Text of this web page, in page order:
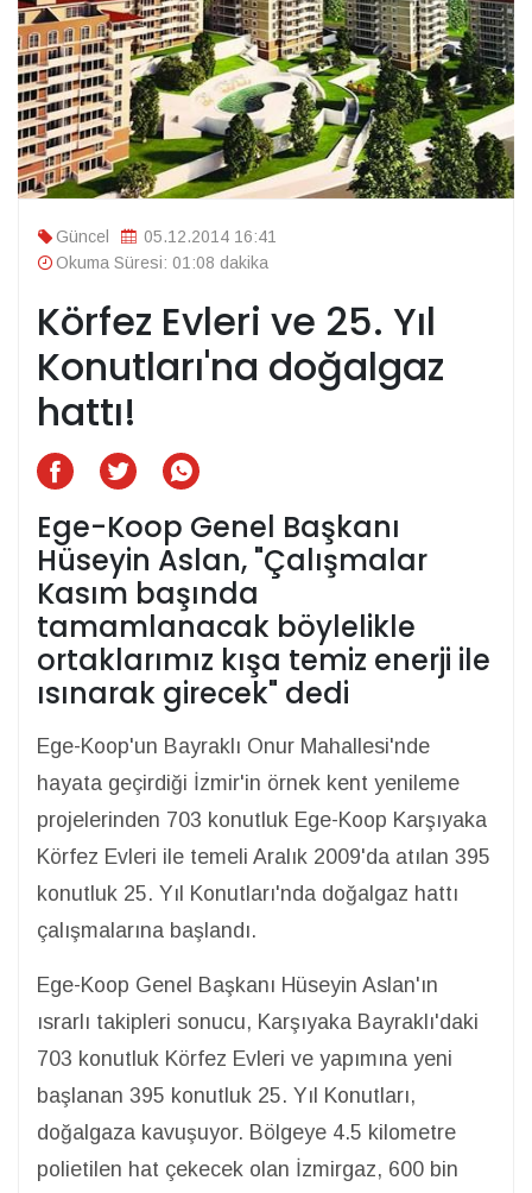
Güncel
05.12.2014 16:41
Okuma Süresi: 01:08 dakika
Körfez Evleri ve 25. Yıl
Konutları'na doğalgaz
hattı!
Ege-Koop Genel Başkanı
Hüseyin Aslan, "Çalışmalar
Kasım başında
tamamlanacak böylelikle
ortaklarımız kışa temiz enerji ile
ısınarak girecek" dedi
Ege-Koop'un Bayraklı Onur Mahallesi'nde
hayata geçirdiği İzmir'in örnek kent yenileme
projelerinden 703 konutluk Ege-Koop Karşıyaka
Körfez Evleri ile temeli Aralık 2009'da atılan 395
konutluk 25. Yıl Konutları'nda doğalgaz hattı
çalışmalarına başlandı.
Ege-Koop Genel Başkanı Hüseyin Aslan'ın
ısrarlı takipleri sonucu, Karşıyaka Bayraklı'daki
703 konutluk Körfez Evleri ve yapımına yeni
başlanan 395 konutluk 25. Yıl Konutları,
doğalgaza kavuşuyor. Bölgeye 4.5 kilometre
polietilen hat çekecek olan İzmirgaz, 600 bin